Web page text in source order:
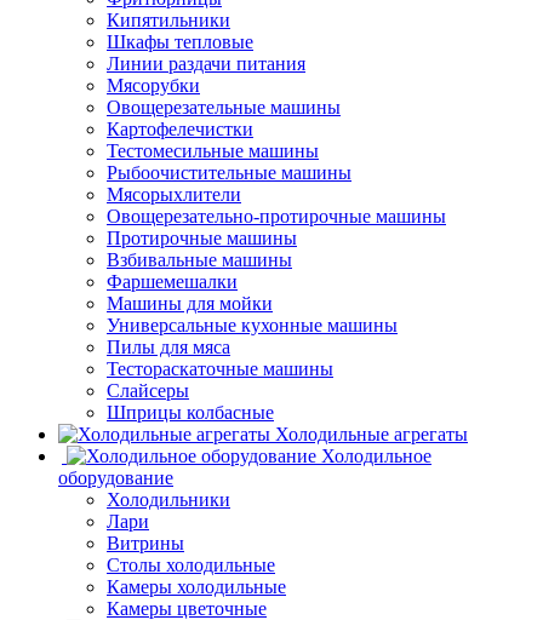
Кипятильники
Шкафы тепловые
Линии раздачи питания
Мясорубки
Овощерезательные машины
Картофелечистки
Тестомесильные машины
Рыбоочистительные машины
Мясорыхлители
Овощерезательно-протирочные машины
Протирочные машины
Взбивальные машины
Фаршемешалки
Машины для мойки
Универсальные кухонные машины
Пилы для мяса
Тестораскаточные машины
Слайсеры
Шприцы колбасные
Холодильные агрегаты
Холодильное
оборудование
Холодильники
Лари
Витрины
Столы холодильные
Камеры холодильные
Камеры цветочные